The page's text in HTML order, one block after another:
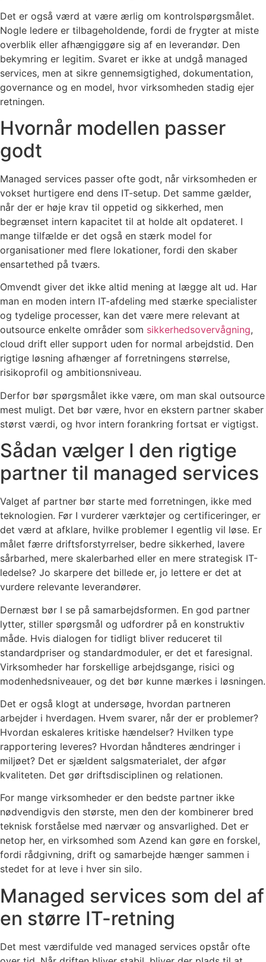
Det er også værd at være ærlig om kontrolspørgsmålet.
Nogle ledere er tilbageholdende, fordi de frygter at miste
overblik eller afhængiggøre sig af en leverandør. Den
bekymring er legitim. Svaret er ikke at undgå managed
services, men at sikre gennemsigtighed, dokumentation,
governance og en model, hvor virksomheden stadig ejer
retningen.
Hvornår modellen passer
godt
Managed services passer ofte godt, når virksomheden er
vokset hurtigere end dens IT-setup. Det samme gælder,
når der er høje krav til oppetid og sikkerhed, men
begrænset intern kapacitet til at holde alt opdateret. I
mange tilfælde er det også en stærk model for
organisationer med flere lokationer, fordi den skaber
ensartethed på tværs.
Omvendt giver det ikke altid mening at lægge alt ud. Har
man en moden intern IT-afdeling med stærke specialister
og tydelige processer, kan det være mere relevant at
outsource enkelte områder som sikkerhedsovervågning,
cloud drift eller support uden for normal arbejdstid. Den
rigtige løsning afhænger af forretningens størrelse,
risikoprofil og ambitionsniveau.
Derfor bør spørgsmålet ikke være, om man skal outsource
mest muligt. Det bør være, hvor en ekstern partner skaber
størst værdi, og hvor intern forankring fortsat er vigtigst.
Sådan vælger I den rigtige
partner til managed services
Valget af partner bør starte med forretningen, ikke med
teknologien. Før I vurderer værktøjer og certificeringer, er
det værd at afklare, hvilke problemer I egentlig vil løse. Er
målet færre driftsforstyrrelser, bedre sikkerhed, lavere
sårbarhed, mere skalerbarhed eller en mere strategisk IT-
ledelse? Jo skarpere det billede er, jo lettere er det at
vurdere relevante leverandører.
Dernæst bør I se på samarbejdsformen. En god partner
lytter, stiller spørgsmål og udfordrer på en konstruktiv
måde. Hvis dialogen for tidligt bliver reduceret til
standardpriser og standardmoduler, er det et faresignal.
Virksomheder har forskellige arbejdsgange, risici og
modenhedsniveauer, og det bør kunne mærkes i løsningen.
Det er også klogt at undersøge, hvordan partneren
arbejder i hverdagen. Hvem svarer, når der er problemer?
Hvordan eskaleres kritiske hændelser? Hvilken type
rapportering leveres? Hvordan håndteres ændringer i
miljøet? Det er sjældent salgsmaterialet, der afgør
kvaliteten. Det gør driftsdisciplinen og relationen.
For mange virksomheder er den bedste partner ikke
nødvendigvis den største, men den der kombinerer bred
teknisk forståelse med nærvær og ansvarlighed. Det er
netop her, en virksomhed som Azend kan gøre en forskel,
fordi rådgivning, drift og samarbejde hænger sammen i
stedet for at leve i hver sin silo.
Managed services som del af
en større IT-retning
Det mest værdifulde ved managed services opstår ofte